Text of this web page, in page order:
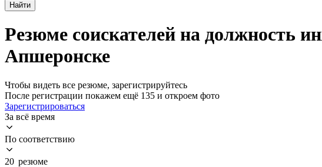
Найти
Резюме соискателей на должность
Апшеронске
Чтобы видеть все резюме, зарегистрируйтесь
После регистрации покажем ещё 135 и откроем фото
Зарегистрироваться
За всё время
По соответствию
20 резюме